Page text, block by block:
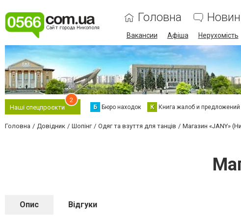
Головна
Вакансии Афіша Нерухомість
Наші спецпроєкти
2
Б Бюро находок К Книга жалоб и предложений
Головна Довідник Шопінг Одяг та взуття для танців Магазин «JANY»
Опис Відгуки